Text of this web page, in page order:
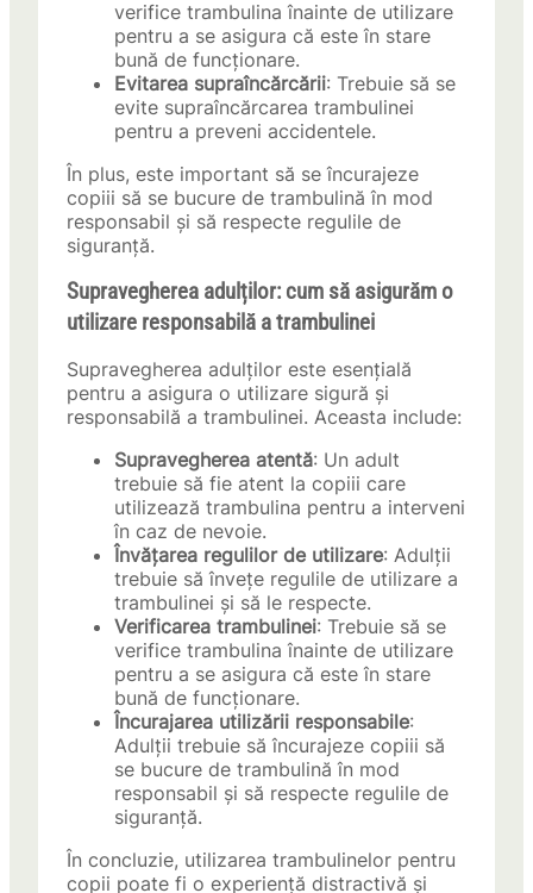
verifice trambulina înainte de utilizare
pentru a se asigura că este în stare
bună de funcționare.
Evitarea supraîncărcării: Trebuie să se
evite supraîncărcarea trambulinei
pentru a preveni accidentele.
În plus, este important să se încurajeze
copiii să se bucure de trambulină în mod
responsabil și să respecte regulile de
siguranță.
Supravegherea adulților: cum să asigurăm o
utilizare responsabilă a trambulinei
Supravegherea adulților este esențială
pentru a asigura o utilizare sigură și
responsabilă a trambulinei. Aceasta include:
Supravegherea atentă: Un adult
trebuie să fie atent la copiii care
utilizează trambulina pentru a interveni
în caz de nevoie.
Învățarea regulilor de utilizare: Adulții
trebuie să învețe regulile de utilizare a
trambulinei și să le respecte.
Verificarea trambulinei: Trebuie să se
verifice trambulina înainte de utilizare
pentru a se asigura că este în stare
bună de funcționare.
Încurajarea utilizării responsabile:
Adulții trebuie să încurajeze copiii să
se bucure de trambulină în mod
responsabil și să respecte regulile de
siguranță.
În concluzie, utilizarea trambulinelor pentru
copii poate fi o experiență distractivă și